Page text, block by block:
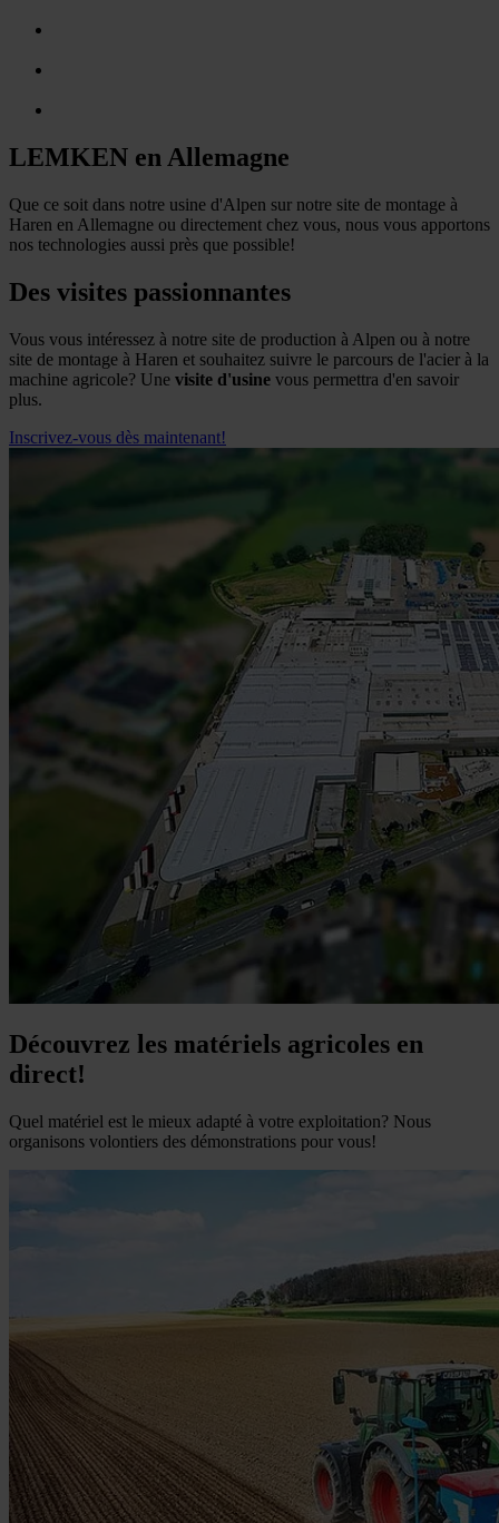
LEMKEN en Allemagne
Que ce soit dans notre usine d'Alpen sur notre site de montage à
Haren en Allemagne ou directement chez vous, nous vous apportons
nos technologies aussi près que possible!
Des visites passionnantes
Vous vous intéressez à notre site de production à Alpen ou à notre
site de montage à Haren et souhaitez suivre le parcours de l'acier à la
machine agricole? Une visite d'usine vous permettra d'en savoir
plus.
Inscrivez-vous dès maintenant!
Découvrez les matériels agricoles en
direct!
Quel matériel est le mieux adapté à votre exploitation? Nous
organisons volontiers des démonstrations pour vous!